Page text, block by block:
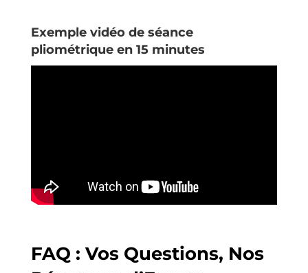
Exemple vidéo de séance
pliométrique en 15 minutes
FAQ : Vos Questions, Nos